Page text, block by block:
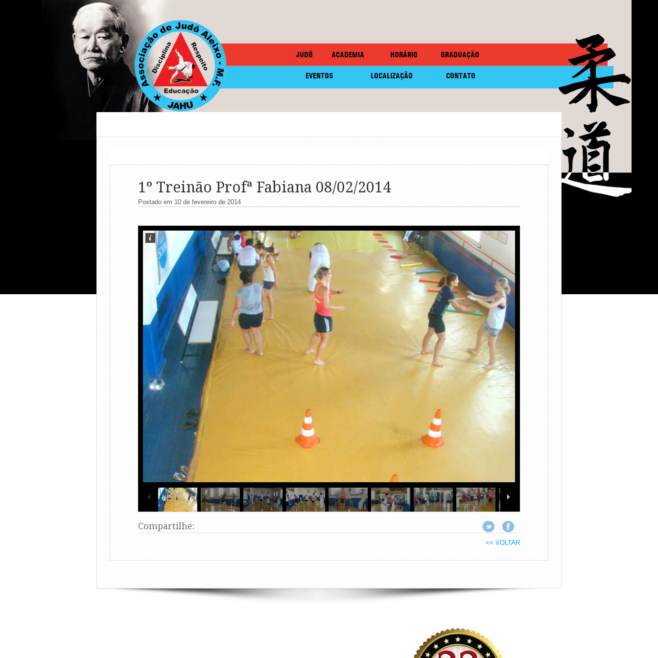
JUDÔ ACADEMIA HORÁRIO GRADUAÇÃO
EVENTOS LOCALIZAÇÃO CONTATO
1º Treinão Profª Fabiana 08/02/2014
Postado em 10 de fevereiro de 2014
Compartilhe:
<< VOLTAR